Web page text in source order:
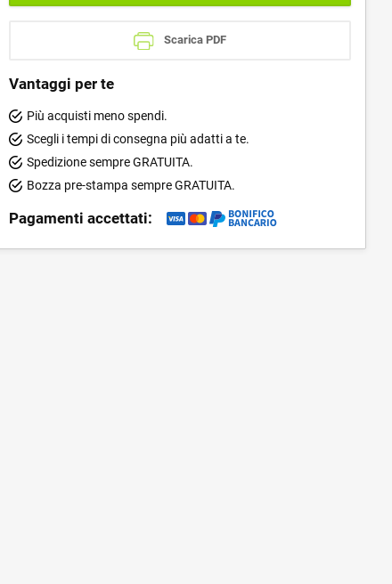
Scarica PDF
Vantaggi per te
Più acquisti meno spendi.
Scegli i tempi di consegna più adatti a te.
Spedizione sempre GRATUITA.
Bozza pre-stampa sempre GRATUITA.
Pagamenti accettati: